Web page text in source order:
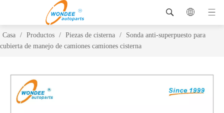
Casa / Productos / Piezas de cisterna /
Sonda anti-superpuesto para
cubierta de manejo de camiones camiones cisterna